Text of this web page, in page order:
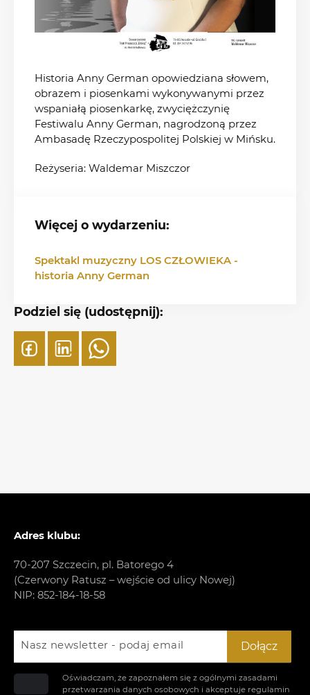
Historia Anny German opowiedziana słowem,
obrazem i piosenkami wykonywanymi przez
wspaniałą piosenkarkę, zwyciężczynię
Festiwalu Anny German, nagrodzoną przez
Ambasadę Rzeczypospolitej Polskiej w Mińsku.
Reżyseria: Waldemar Miszczor
Więcej o wydarzeniu:
Spektakl muzyczny LOS CZŁOWIEKA -
historia Anny German
Podziel się (udostępnij):
Adres klubu:
70-207 Szczecin, pl. Batorego 4
(Czerwony Ratusz – wejście od ulicy Nowej)
NIP: 852-184-18-58
Nasz newsletter - podaj email
Oświadczam, że zapoznałem się z ogólnymi zasadami
przetwarzania danych osobowych i akceptuje regulamin
Dołącz